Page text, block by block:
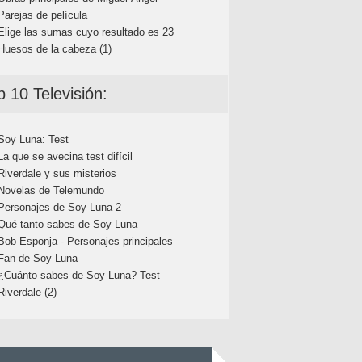
de película
las sumas cuyo resultado es 23
de la cabeza (1)
10 Televisión:
Luna: Test
que se avecina test difícil
y sus misterios
de Telemundo
de Soy Luna 2
tanto sabes de Soy Luna
Esponja - Personajes principales
de Soy Luna
sabes de Soy Luna? Test
(2)